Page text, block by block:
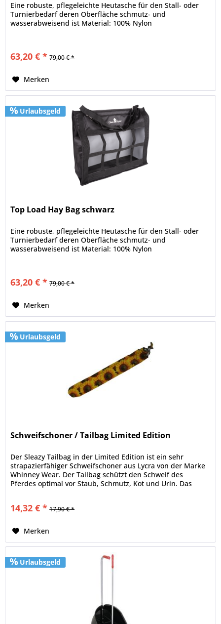
Eine robuste, pflegeleichte Heutasche für den Stall- oder
Turnierbedarf deren Oberfläche schmutz- und
wasserabweisend ist Material: 100% Nylon
63,20 € * 79,00 € *
Merken
Urlaubsgeld
Top Load Hay Bag schwarz
Eine robuste, pflegeleichte Heutasche für den Stall- oder
Turnierbedarf deren Oberfläche schmutz- und
wasserabweisend ist Material: 100% Nylon
63,20 € * 79,00 € *
Merken
Urlaubsgeld
Schweifschoner / Tailbag Limited Edition
Der Sleazy Tailbag in der Limited Edition ist ein sehr
strapazierfähiger Schweifschoner aus Lycra von der Marke
Whinney Wear. Der Tailbag schützt den Schweif des
Pferdes optimal vor Staub, Schmutz, Kot und Urin. Das
14,32 € * 17,90 € *
Merken
Urlaubsgeld